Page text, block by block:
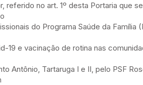
referido no art. 1º desta Portaria que
do Programa Saúde da Família
19 e vacinação de rotina nas
Antônio, Tartaruga I e II, pelo PSF